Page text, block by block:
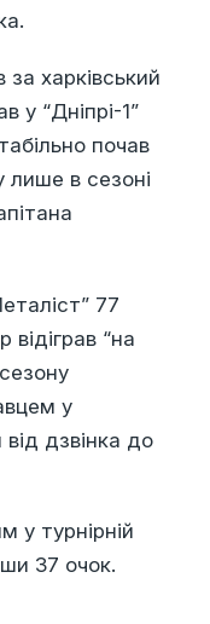
за харківський
у “Дніпрі-1”
почав
лише в сезоні
77
відіграв “на
у
від дзвінка до
у турнірній
37 очок.